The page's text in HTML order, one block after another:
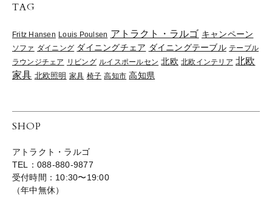
TAG
Fritz Hansen Louis Poulsen アトラクト・ラルゴ キャンペーン
ソファ ダイニング ダイニングチェア ダイニングテーブル テーブル
ラウンジチェア リビング ルイスポールセン 北欧 北欧インテリア 北欧
家具 北欧照明 家具 椅子 高知市 高知県
SHOP
アトラクト・ラルゴ
TEL：088-880-9877
受付時間：10:30〜19:00
（年中無休）